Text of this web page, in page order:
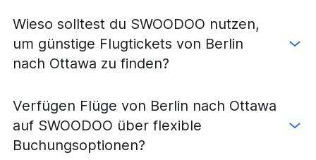
Flüge von Leipzig nach Montréal–Pierre Elliott Trudeau
Flüge von Bremen nach Montréal–Pierre Elliott Trudeau
Flüge von Leipzig nach Hamilton
Flüge von Nürnberg nach Ottawa
Wieso solltest du SWOODOO nutzen,
um günstige Flugtickets von Berlin
nach Ottawa zu finden?
Verfügen Flüge von Berlin nach Ottawa
auf SWOODOO über flexible
Buchungsoptionen?